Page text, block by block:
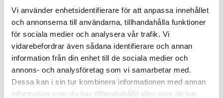
Vi använder enhetsidentifierare för att anpassa innehållet
och annonserna till användarna, tillhandahålla funktioner
för sociala medier och analysera vår trafik. Vi
vidarebefordrar även sådana identifierare och annan
information från din enhet till de sociala medier och
annons- och analysföretag som vi samarbetar med.
Dessa kan i sin tur kombinera informationen med annan
information som du har tillhandahållit eller som de har